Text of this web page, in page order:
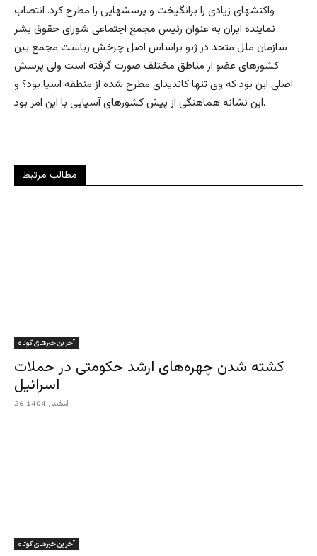
واکنشهای زیادی را برانگیخت و پرسشهایی را مطرح کرد. انتصاب
نماینده ایران به عنوان رئیس مجمع اجتماعی شورای حقوق بشر
سازمان ملل متحد در ژنو براساس اصل چرخش ریاست مجمع بین
کشورهای عضو از مناطق مختلف صورت گرفته است ولی پرسش
اصلی این بود که وی تنها کاندیدای مطرح شده از منطقه اسیا بود؟ و
این نشانه هماهنگی از پیش کشورهای آسیایی با این امر بود.
مطالب مرتبط
آخرین خبرهای کوتاه
کشته شدن چهره‌های ارشد حکومتی در حملات
اسرائیل
26 اسفند , 1404
آخرین خبرهای کوتاه